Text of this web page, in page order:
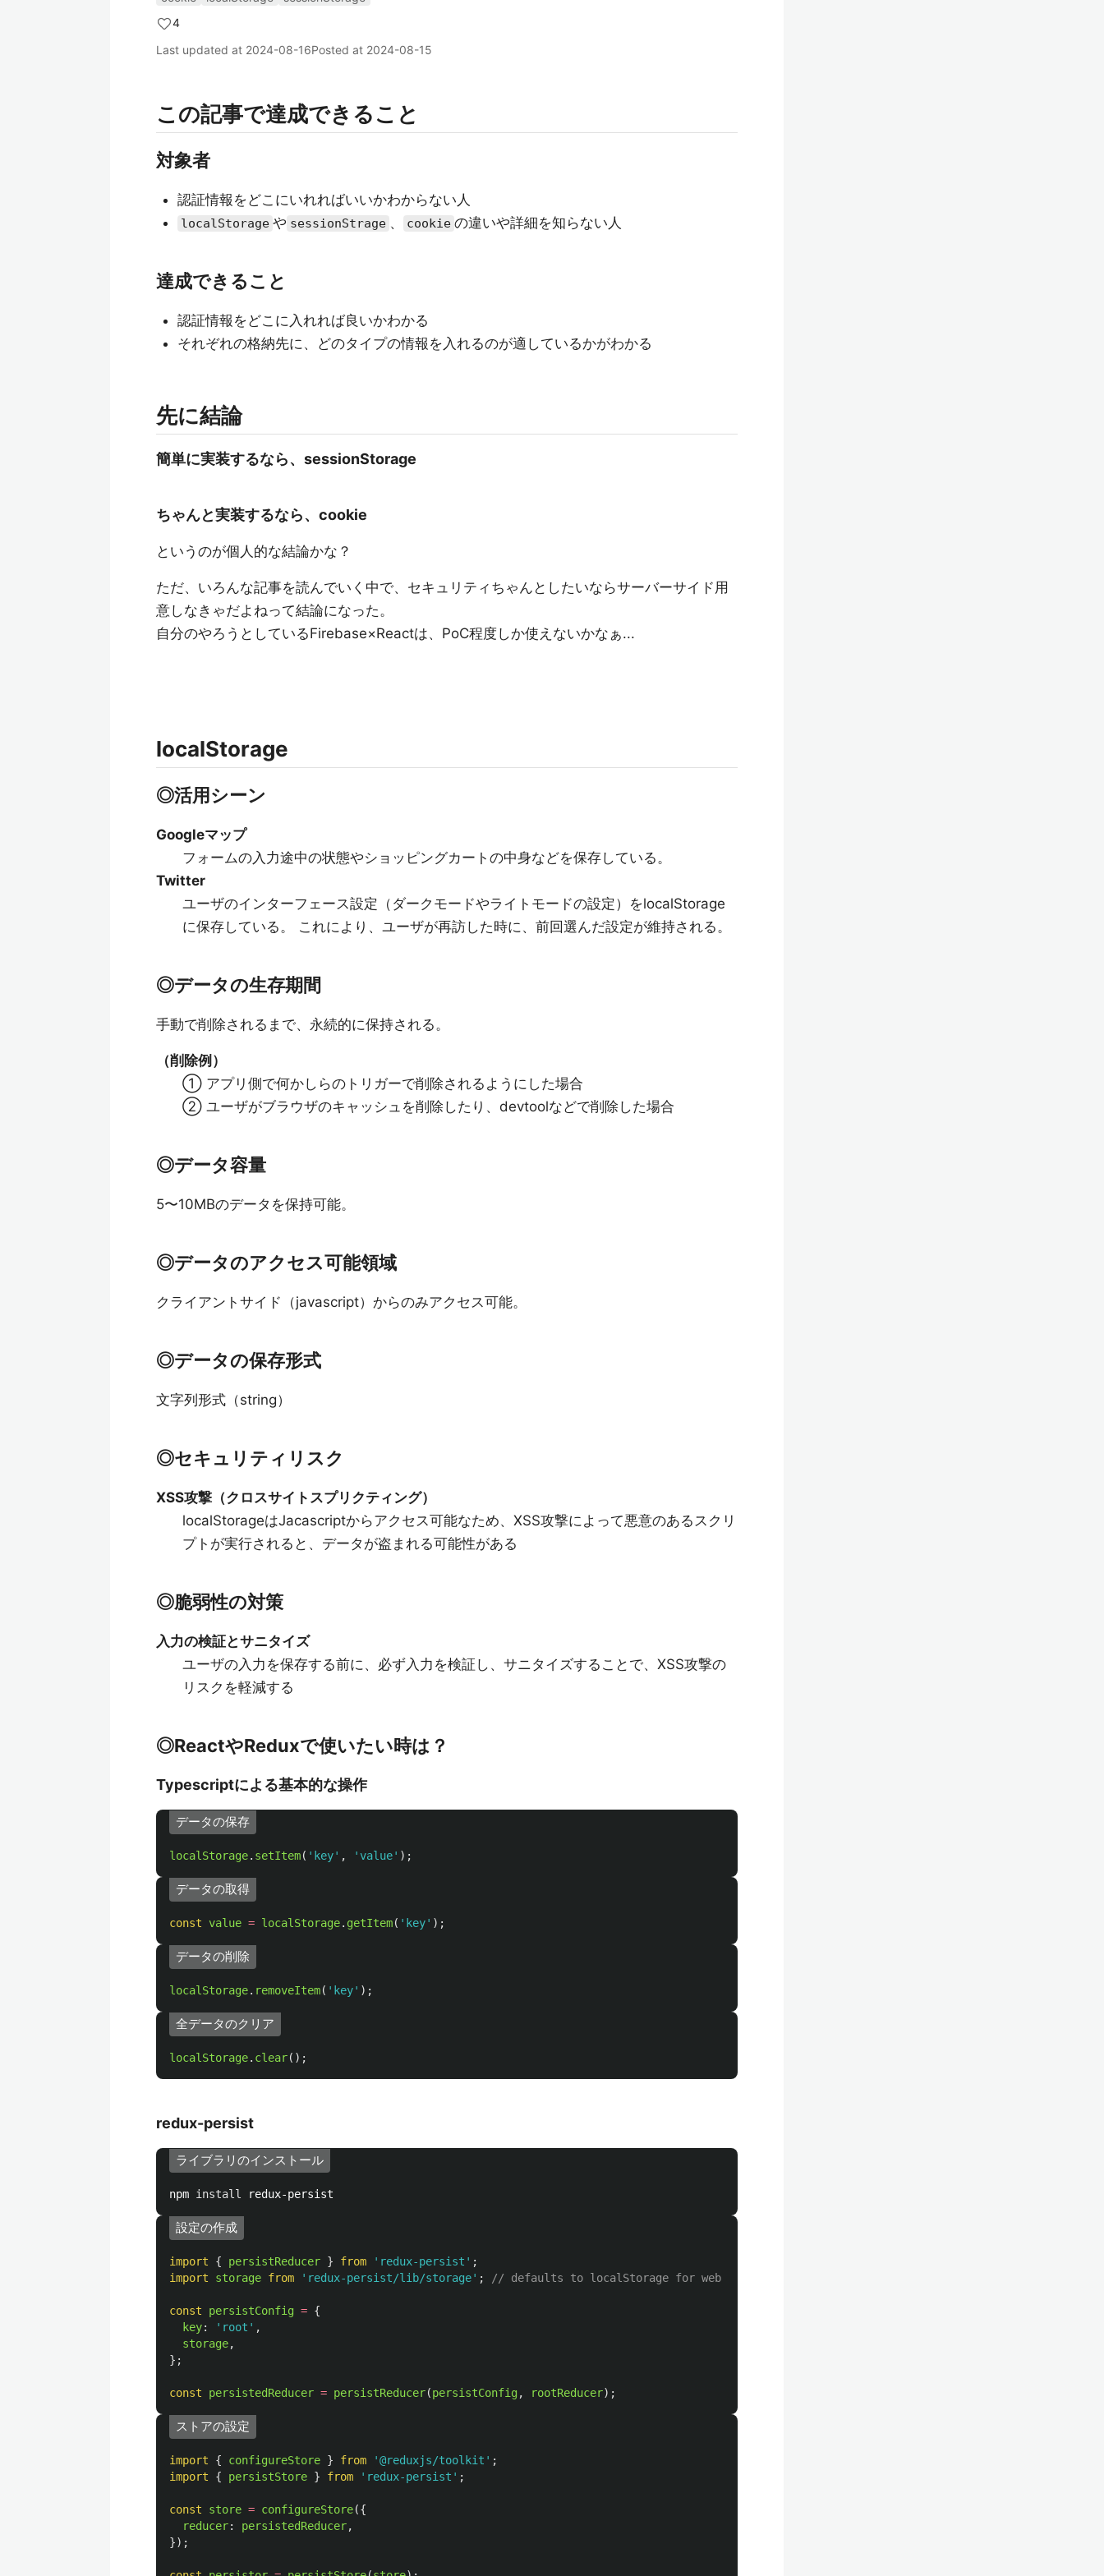
4
Last updated at 2024-08-16Posted at 2024-08-15
この記事で達成できること
対象者
認証情報をどこにいれればいいかわからない人
localStorage や sessionStrage 、 cookie の違いや詳細を知らない人
達成できること
認証情報をどこに入れれば良いかわかる
それぞれの格納先に、どのタイプの情報を入れるのが適しているかがわかる
先に結論
簡単に実装するなら、sessionStorage
ちゃんと実装するなら、cookie
というのが個人的な結論かな？
ただ、いろんな記事を読んでいく中で、セキュリティちゃんとしたいならサーバーサイド用
意しなきゃだよねって結論になった。
自分のやろうとしているFirebase×Reactは、PoC程度しか使えないかなぁ...
localStorage
◎活用シーン
Googleマップ
フォームの入力途中の状態やショッピングカートの中身などを保存している。
Twitter
ユーザのインターフェース設定（ダークモードやライトモードの設定）をlocalStorage
に保存している。 これにより、ユーザが再訪した時に、前回選んだ設定が維持される。
◎データの生存期間
手動で削除されるまで、永続的に保持される。
（削除例）
① アプリ側で何かしらのトリガーで削除されるようにした場合
② ユーザがブラウザのキャッシュを削除したり、devtoolなどで削除した場合
◎データ容量
5〜10MBのデータを保持可能。
◎データのアクセス可能領域
クライアントサイド（javascript）からのみアクセス可能。
◎データの保存形式
文字列形式（string）
◎セキュリティリスク
XSS攻撃（クロスサイトスプリクティング）
localStorageはJacascriptからアクセス可能なため、XSS攻撃によって悪意のあるスクリ
プトが実行されると、データが盗まれる可能性がある
◎脆弱性の対策
入力の検証とサニタイズ
ユーザの入力を保存する前に、必ず入力を検証し、サニタイズすることで、XSS攻撃の
リスクを軽減する
◎ReactやReduxで使いたい時は？
Typescriptによる基本的な操作
データの保存
localStorage. setItem( ' key' , ' value' );
データの取得
const value = localStorage. getItem( ' key' );
データの削除
localStorage. removeItem( ' key' );
全データのクリア
localStorage. clear();
redux-persist
ライブラリのインストール
npm install
設定の作成
import { persistReducer } from ' redux-persist ' ;
import
storage from ' redux-persist/lib/storage' ; // defaults to localStorage for web
const persistConfig = {
key: ' root ' ,
storage,
};
const persistedReducer = persistReducer(persistConfig, rootReducer);
ストアの設定
import { configureStore } from '@reduxjs/toolkit ' ;
import
{ persistStore } from ' redux-persist ' ;
const store = configureStore({
reducer: persistedReducer,
});